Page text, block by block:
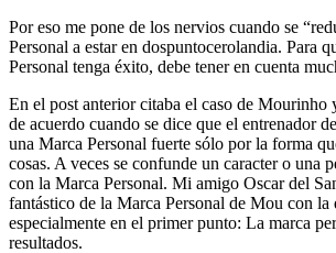
Por eso me pone de los nervios cuando se
Personal a estar en dospuntocerolandia. Para
Personal tenga éxito, debe tener en cuenta
En el post anterior citaba el caso de Mourinho
de acuerdo cuando se dice que el entrenador
una Marca Personal fuerte sólo por la forma
cosas. A veces se confunde un caracter o una
con la Marca Personal. Mi amigo Oscar del
fantástico de la Marca Personal de Mou con la
especialmente en el primer punto: La marca
resultados.